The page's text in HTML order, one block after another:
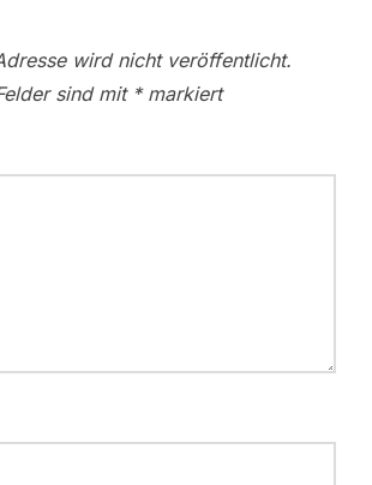
wird nicht veröffentlicht.
sind mit *markiert